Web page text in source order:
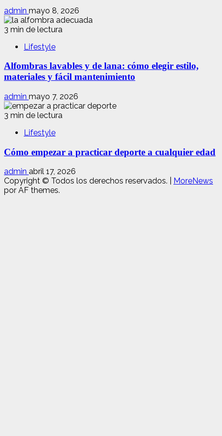
admin mayo 8, 2026
3 min de lectura
Lifestyle
Alfombras lavables y de lana: cómo elegir estilo,
materiales y fácil mantenimiento
admin mayo 7, 2026
3 min de lectura
Lifestyle
Cómo empezar a practicar deporte a cualquier edad
admin abril 17, 2026
Copyright © Todos los derechos reservados.
MoreNews
por AF themes.